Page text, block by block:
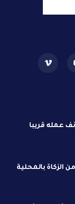
عمله قريبا